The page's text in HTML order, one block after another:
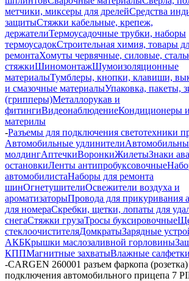
метчики, миксеры для дрелейСредства
защитыСтяжки кабельные, крепеж,
держателиТермоусадочные трубки, наборы
термоусадокСтроительная химия, товары
ремонтаХомуты червячные, силовые,
стяжкиШиномонтажШумоизоляционные
материалыТумблеры, кнопки, клавиши,
и смазочные материалыУпаковка, пакеты,
(грипперы)Металлорукав и
фитингиВидеонаблюдениеКондиционеры
материлы
-Разъемы для подключения светотехники
Автомобильные удлинители
молдингАптечкиВоронкиЖилетыЗнаки
остановкиЛенты антипробуксовочные
автомобилистаНаборы для ремонта
шинОгнетушителиОсвежители воздуха и
ароматизаторыПровода для прикуривания
для номераСкребки, щетки, лопаты для
снегаСтяжки грузаТросы буксировочные
стеклоочистителяДомкратыЗарядные
АКБКрышки маслозаливной горловины
КППМагнитные захватыВлажные салфетки
-CARGEN 260001 разъем фаркопа
подключения автомобильного прицепа 7